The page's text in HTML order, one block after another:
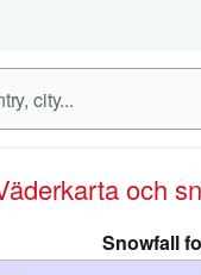
Väderkarta och
Snowfall